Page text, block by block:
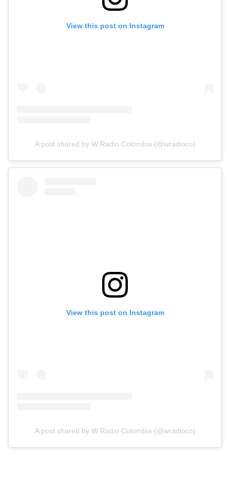
View this post on Instagram
A post shared by W Radio Colombia (@wradioco)
View this post on Instagram
A post shared by W Radio Colombia (@wradioco)